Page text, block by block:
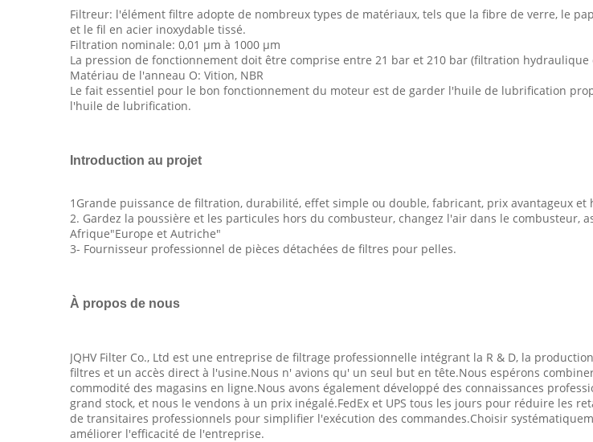
Filtreur: l'élément filtre adopte de nombreux types de matériaux, tels que la fibre de verre, le
et le fil en acier inoxydable tissé.
Filtration nominale: 0,01 μm à 1000 μm
La pression de fonctionnement doit être comprise entre 21 bar et 210 bar (filtration hydraulique
Matériau de l'anneau O: Vition, NBR
Le fait essentiel pour le bon fonctionnement du moteur est de garder l'huile de lubrification
l'huile de lubrification.
Introduction au projet
1Grande puissance de filtration, durabilité, effet simple ou double, fabricant, prix avantageux et
2. Gardez la poussière et les particules hors du combusteur, changez l'air dans le combusteur,
Afrique"Europe et Autriche"
3- Fournisseur professionnel de pièces détachées de filtres pour pelles.
À propos de nous
JQHV Filter Co., Ltd est une entreprise de filtrage professionnelle intégrant la R & D, la
filtres et un accès direct à l'usine.Nous n' avions qu' un seul but en tête.Nous espérons
commodité des magasins en ligne.Nous avons également développé des connaissances
grand stock, et nous le vendons à un prix inégalé.FedEx et UPS tous les jours pour réduire
de transitaires professionnels pour simplifier l'exécution des commandes.Choisir
améliorer l'efficacité de l'entreprise.